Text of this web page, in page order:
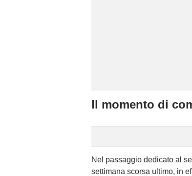
Il momento di
Nel passaggio dedicato al
settimana scorsa ultimo, in